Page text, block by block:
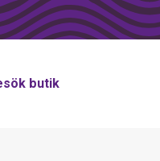
butik